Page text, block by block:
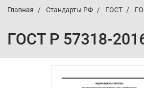
Главная Стандарты РФ ГОСТ
ГОСТ Р 57318-